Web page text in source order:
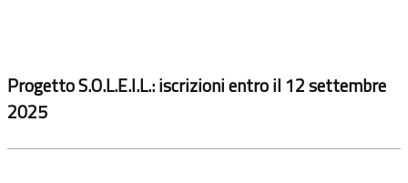
Progetto S.O.L.E.I.L.: iscrizioni entro il 12 settembre
2025